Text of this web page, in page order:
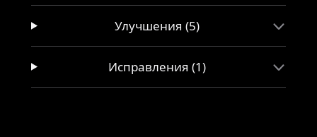
Улучшения (5)
Исправления (1)